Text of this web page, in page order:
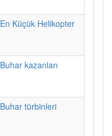
En Küçük Helikopter
Buhar kazanları
Buhar türbinleri